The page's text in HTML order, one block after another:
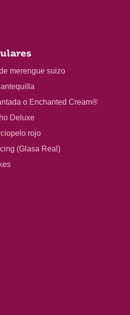
merengue suizo
o Enchanted Cream®
Deluxe
rojo
(Glasa Real)